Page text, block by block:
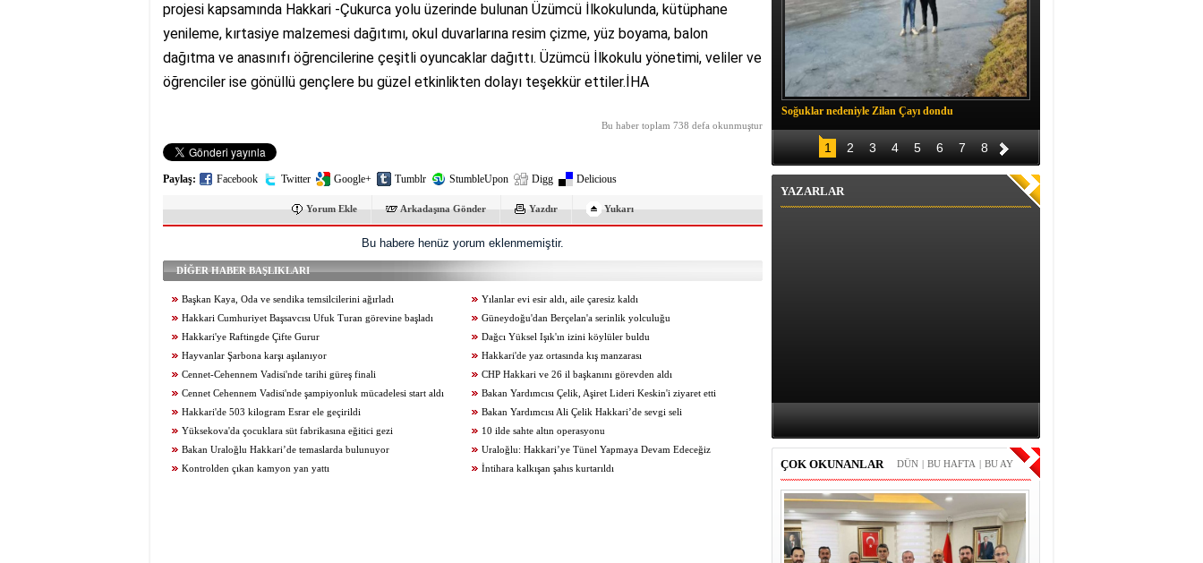
projesi kapsamında Hakkari -Çukurca yolu üzerinde bulunan Üzümcü İlkokulunda, kütüphane
yenileme, kırtasiye malzemesi dağıtımı, okul duvarlarına resim çizme, yüz boyama, balon
dağıtma ve anasınıfı öğrencilerine çeşitli oyuncaklar dağıttı. Üzümcü İlkokulu yönetimi, veliler ve
öğrenciler ise gönüllü gençlere bu güzel etkinlikten dolayı teşekkür ettiler.İHA
Bu haber toplam 738 defa okunmuştur
Paylaş: Facebook Twitter Google+ Tumblr StumbleUpon Digg Delicious
Yorum Ekle Arkadaşına Gönder Yazdır Yukarı
Bu habere henüz yorum eklenmemiştir.
DİĞER HABER BAŞLIKLARI
Başkan Kaya, Oda ve sendika temsilcilerini ağırladı
Yılanlar evi esir aldı, aile çaresiz kaldı
Hakkari Cumhuriyet Başsavcısı Ufuk Turan görevine başladı
Güneydoğu'dan Berçelan'a serinlik yolculuğu
Hakkari'ye Raftingde Çifte Gurur
Dağcı Yüksel Işık'ın izini köylüler buldu
Hayvanlar Şarbona karşı aşılanıyor
Hakkari'de yaz ortasında kış manzarası
Cennet-Cehennem Vadisi'nde tarihi güreş finali
CHP Hakkari ve 26 il başkanını görevden aldı
Cennet Cehennem Vadisi'nde şampiyonluk mücadelesi start aldı
Bakan Yardımcısı Çelik, Aşiret Lideri Keskin'i ziyaret etti
Hakkari'de 503 kilogram Esrar ele geçirildi
Bakan Yardımcısı Ali Çelik Hakkari’de sevgi seli
Yüksekova'da çocuklara süt fabrikasına eğitici gezi
10 ilde sahte altın operasyonu
Bakan Uraloğlu Hakkari’de temaslarda bulunuyor
Uraloğlu: Hakkari’ye Tünel Yapmaya Devam Edeceğiz
Kontrolden çıkan kamyon yan yattı
İntihara kalkışan şahıs kurtarıldı
Soğuklar nedeniyle Zilan Çayı dondu
1 2 3 4 5 6 7 8
YAZARLAR
ÇOK OKUNANLAR BU AY
|
BU HAFTA
|
DÜN